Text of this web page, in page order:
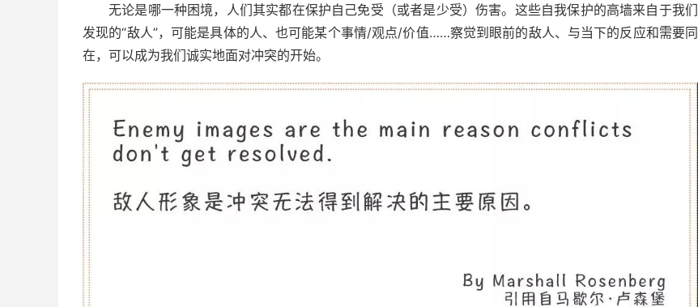
无论是哪一种困境，人们其实都在保护自己免受（或者是少受）伤害。这些自我保护的高墙来自于我们
发现的“敌人”，可能是具体的人、也可能某个事情/观点/价值……察觉到眼前的敌人、与当下的反应和需要同
在，可以成为我们诚实地面对冲突的开始。